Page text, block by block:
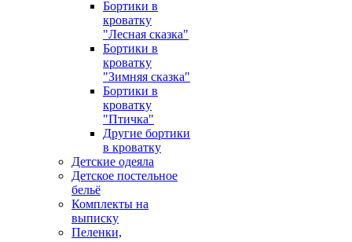
Бортики в
кроватку
"Лесная сказка"
Бортики в
кроватку
"Зимняя сказка"
Бортики в
кроватку
"Птичка"
Другие бортики
в кроватку
Детские одеяла
Детское постельное
бельё
Комплекты на
выписку
Пеленки,